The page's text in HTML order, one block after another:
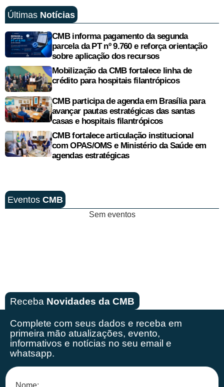
Últimas Notícias
CMB informa pagamento da segunda
parcela da PT nº 9.760 e reforça orientação
sobre aplicação dos recursos
Mobilização da CMB fortalece linha de
crédito para hospitais filantrópicos
CMB participa de agenda em Brasília para
avançar pautas estratégicas das santas
casas e hospitais filantrópicos
CMB fortalece articulação institucional
com OPAS/OMS e Ministério da Saúde em
agendas estratégicas
Eventos CMB
Sem eventos
Receba Novidades da CMB
Complete com seus dados e receba em
primeira mão atualizações, evento,
informativos e notícias no seu email e
whatsapp.
Nome: